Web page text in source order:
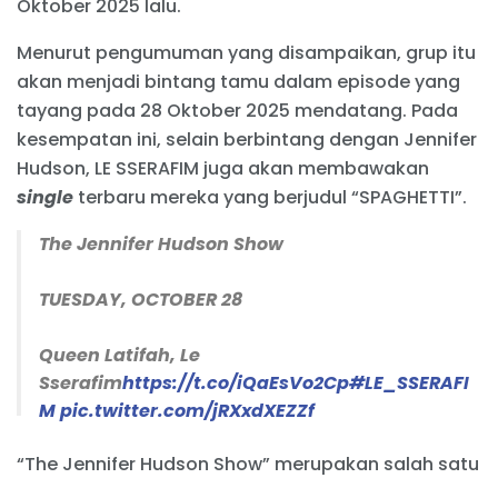
Oktober 2025 lalu.
Menurut pengumuman yang disampaikan, grup itu
akan menjadi bintang tamu dalam episode yang
tayang pada 28 Oktober 2025 mendatang. Pada
kesempatan ini, selain berbintang dengan Jennifer
Hudson, LE SSERAFIM juga akan membawakan
single terbaru mereka yang berjudul “SPAGHETTI”.
The Jennifer Hudson Show
TUESDAY, OCTOBER 28
Queen Latifah, Le
Sserafimhttps://t.co/iQaEsVo2Cp#LE_SSERAFI
Mpic.twitter.com/jRXxdXEZZf
— tosuka (@tosuka4)October 25, 2025
“The Jennifer Hudson Show” merupakan salah satu